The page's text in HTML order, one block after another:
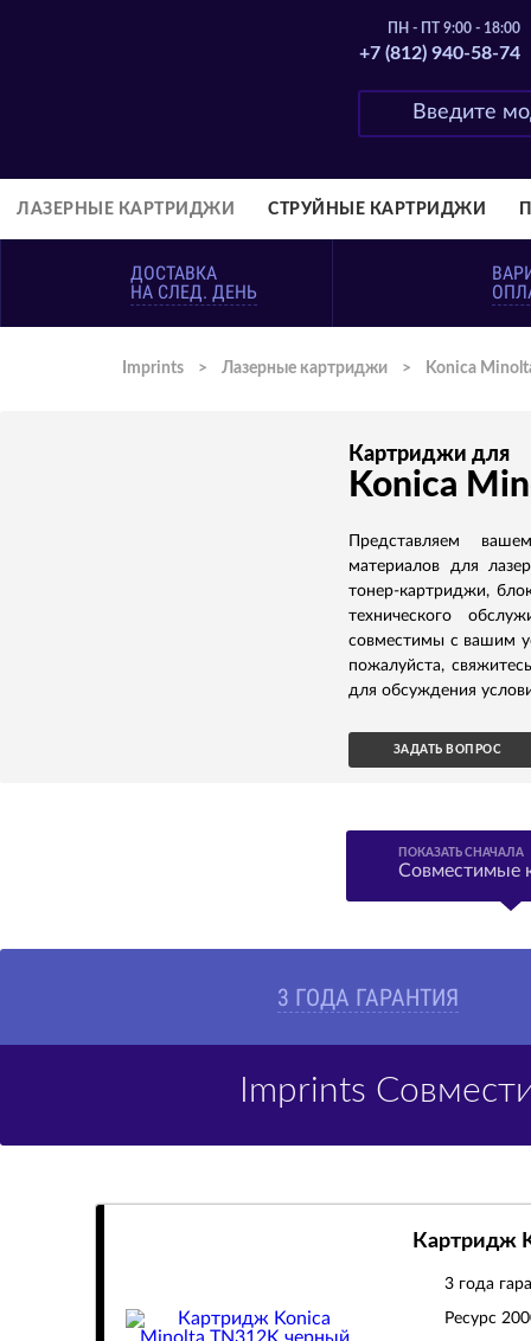
ПН - ПТ 9:00 - 18:00
+7 (812) 940-58-74
ЛАЗЕРНЫЕ КАРТРИДЖИ СТРУЙНЫЕ КАРТРИДЖИ
ДОСТАВКА
НА СЛЕД. ДЕНЬ
Imprints > Лазерные картриджи > Konica
Картриджи для
Konica
Представляем
материалов для
тонер-картриджи,
технического
совместимы с вашим
пожалуйста,
для обсуждения
ЗАДАТЬ ВОПРОС
ПОКАЗАТЬ СНАЧАЛА
Совместимые
3 ГОДА ГАРАНТИЯ
Imprints
Картридж
3 года
Ресурс